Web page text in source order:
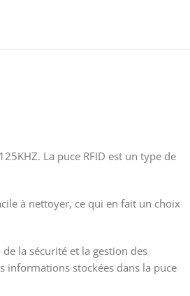
La puce RFID est un type de
à nettoyer, ce qui en fait un choix
la sécurité et la gestion des
informations stockées dans la puce